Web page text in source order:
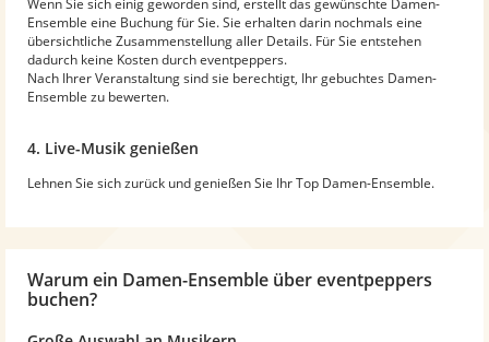
Wenn Sie sich einig geworden sind, erstellt das gewünschte Damen-
Ensemble eine Buchung für Sie. Sie erhalten darin nochmals eine
übersichtliche Zusammenstellung aller Details. Für Sie entstehen
dadurch keine Kosten durch eventpeppers.
Nach Ihrer Veranstaltung sind sie berechtigt, Ihr gebuchtes Damen-
Ensemble zu bewerten.
4. Live-Musik genießen
Lehnen Sie sich zurück und genießen Sie Ihr Top Damen-Ensemble.
Warum ein Damen-Ensemble über eventpeppers
buchen?